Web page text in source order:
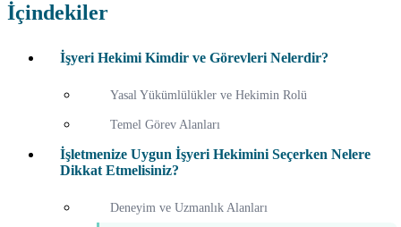
İçindekiler
İşyeri Hekimi Kimdir ve Görevleri Nelerdir?
Yasal Yükümlülükler ve Hekimin Rolü
Temel Görev Alanları
İşletmenize Uygun İşyeri Hekimini Seçerken Nelere
Dikkat Etmelisiniz?
Deneyim ve Uzmanlık Alanları